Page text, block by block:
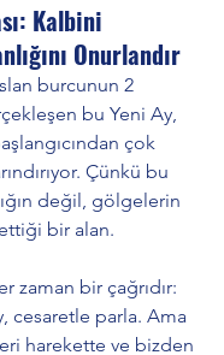
Kalbini
Onurlandır
burcunun 2
bu Yeni Ay,
çok
Çünkü bu
değil, gölgelerin
bir alan.
zaman bir çağrıdır:
cesaretle parla. Ama
harekette ve bizden